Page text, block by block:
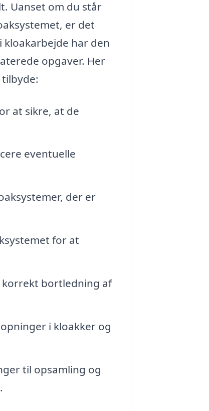
Uanset om du står
er det
kloakarbejde har den
opgaver. Her
at sikre, at de
eventuelle
der er
for at
bortledning af
i kloakker og
til opsamling og